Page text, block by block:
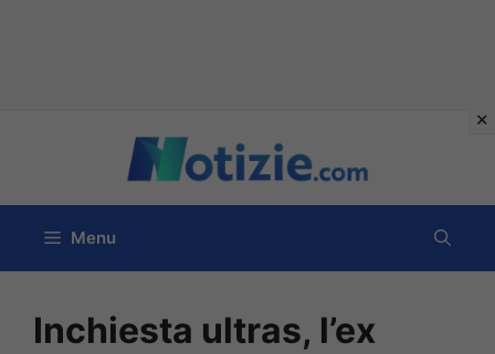
contenuto
Menu
Inchiesta ultras, l’ex